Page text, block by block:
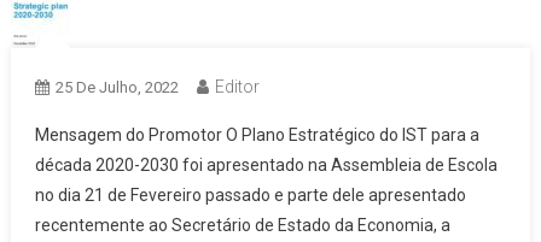
25 De Julho, 2022 Editor
Mensagem do Promotor O Plano Estratégico do IST para a
década 2020-2030 foi apresentado na Assembleia de Escola
no dia 21 de Fevereiro passado e parte dele apresentado
recentemente ao Secretário de Estado da Economia, a